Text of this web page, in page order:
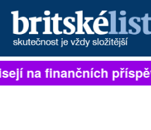
PŘIHLÁSIT
na finančních